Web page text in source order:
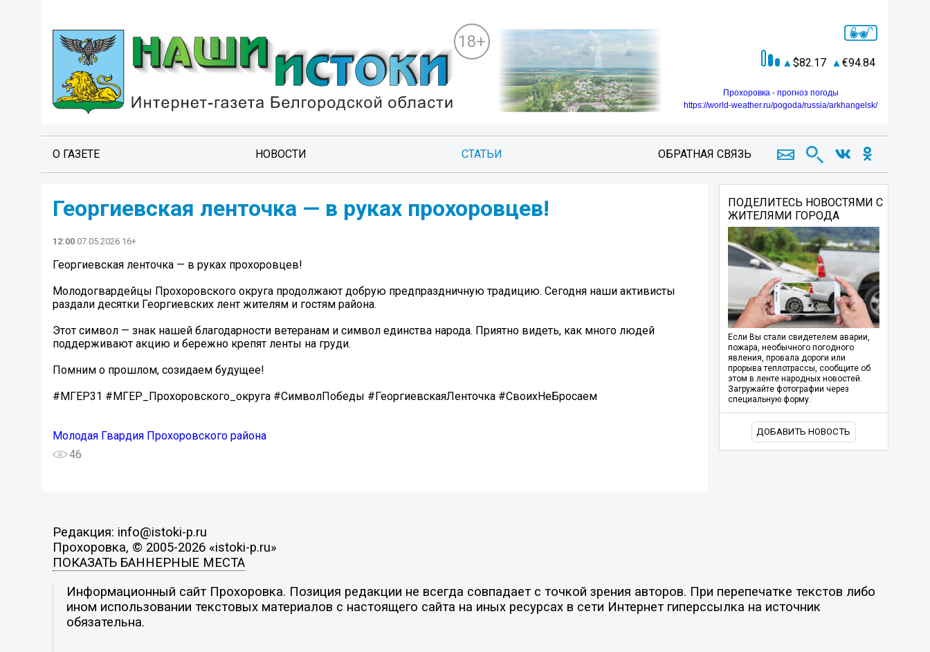
18+
82.17 94.84
Прохоровка - прогноз погоды
https://world-weather.ru/pogoda/russia/arkhangelsk/
О ГАЗЕТЕ НОВОСТИ СТАТЬИ ОБРАТНАЯ СВЯЗЬ
Георгиевская ленточка — в руках прохоровцев!
12:00 07.05.2026 16+
Георгиевская ленточка — в руках прохоровцев!
Молодогвардейцы Прохоровского округа продолжают добрую предпраздничную традицию. Сегодня наши активисты
раздали десятки Георгиевских лент жителям и гостям района.
Этот символ — знак нашей благодарности ветеранам и символ единства народа. Приятно видеть, как много людей
поддерживают акцию и бережно крепят ленты на груди.
Помним о прошлом, созидаем будущее!
#МГЕР31 #МГЕР_Прохоровского_округа #СимволПобеды #ГеоргиевскаяЛенточка #СвоихНеБросаем
Молодая Гвардия Прохоровского района
46
ПОДЕЛИТЕСЬ НОВОСТЯМИ С
ЖИТЕЛЯМИ ГОРОДА
Если Вы стали свидетелем аварии,
пожара, необычного погодного
явления, провала дороги или
прорыва теплотрассы, сообщите об
этом в ленте народных новостей.
Загружайте фотографии через
специальную форму.
ДОБАВИТЬ НОВОСТЬ
Редакция: info@istoki-p.ru
Прохоровка, © 2005-2026 «istoki-p.ru»
ПОКАЗАТЬ БАННЕРНЫЕ МЕСТА
Информационный сайт Прохоровка. Позиция редакции не всегда совпадает с точкой зрения авторов. При перепечатке текстов либо
ином использовании текстовых материалов с настоящего сайта на иных ресурсах в сети Интернет гиперссылка на источник
обязательна.